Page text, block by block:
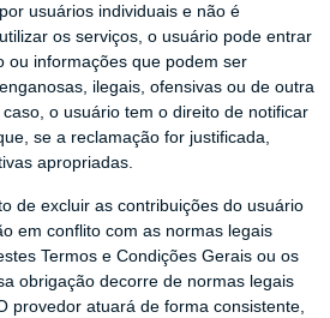
usuários individuais e não é
os serviços, o usuário pode entrar
ou informações que podem ser
ilegais, ofensivas ou de outra
o usuário tem o direito de notificar
se a reclamação for justificada,
apropriadas.
de excluir as contribuições do usuário
em conflito com as normas legais
Termos e Condições Gerais ou os
obrigação decorre de normas legais
provedor atuará de forma consistente,